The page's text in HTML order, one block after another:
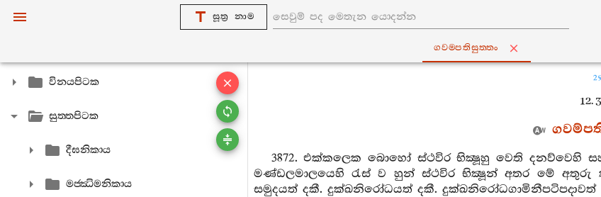
සූත්‍ර නාම
ගවම‍්පතිසුත‍්තං
විනයපිටක
සුත‍්තපිටක
දීඝනිකාය
මජ‍්ඣිමනිකාය
12.
3872. එක්කලෙක බොහෝ ස්ථවිර භික්‍ෂූහු වෙති දනව්වෙහි
මණ්ඩලමාලයෙහි රැස් ව හුන් ස්ථවිර භික්‍ෂූන් අතර මේ
සමුදයත් දකී. දුක්ඛනිරෝධයත් දකී. දුක්ඛනිරෝධගාමිනීපටිපදාවත්